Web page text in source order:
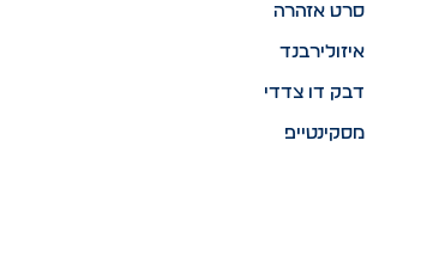
סרט אזהרה
איזולירבנד
דבק דו צדדי
מסקינטייפ